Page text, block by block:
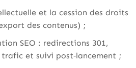
et la cession des droits
des contenus) ;
SEO : redirections 301,
et suivi post‑lancement ;